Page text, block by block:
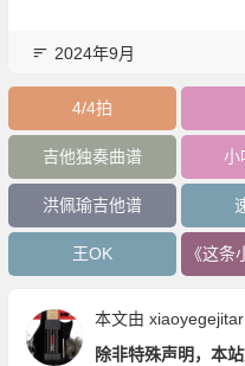
2024年9月
4/4拍
吉他独奏曲谱 小
洪佩瑜吉他谱
王OK
本文由 xiaoyegejitar
除非特殊声明，本